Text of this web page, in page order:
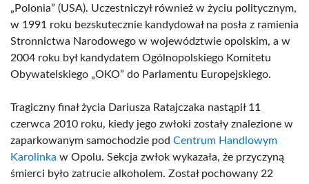
„Polonia” (USA). Uczestniczył również w życiu politycznym,
w 1991 roku bezskutecznie kandydował na posła z ramienia
Stronnictwa Narodowego w województwie opolskim, a w
2004 roku był kandydatem Ogólnopolskiego Komitetu
Obywatelskiego „OKO” do Parlamentu Europejskiego.
Tragiczny finał życia Dariusza Ratajczaka nastąpił 11
czerwca 2010 roku, kiedy jego zwłoki zostały znalezione w
zaparkowanym samochodzie pod Centrum Handlowym
Karolinka w Opolu. Sekcja zwłok wykazała, że przyczyną
śmierci było zatrucie alkoholem. Został pochowany 22